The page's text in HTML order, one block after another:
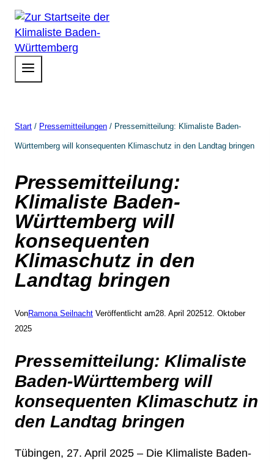
Zum
Inhalt
springen
Start / Pressemitteilungen / Pressemitteilung: Klimaliste Baden-
Württemberg will konsequenten Klimaschutz in den Landtag bringen
Pressemitteilung:
Klimaliste Baden-
Württemberg will
konsequenten
Klimaschutz in den
Landtag bringen
VonRamona Seilnacht Veröffentlicht am28. April 202512. Oktober
2025
Pressemitteilung: Klimaliste
Baden-Württemberg will
konsequenten Klimaschutz in
den Landtag bringen
Tübingen, 27. April 2025 – Die Klimaliste Baden-